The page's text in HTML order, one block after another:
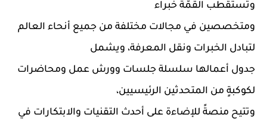
وتستقطب القمَّة خبراء
ومتخصصين في مجالات مختلفة من جميع أنحاء العالم
لتبادل الخبرات ونقل المعرفة، ويشمل
جدول أعمالها سلسلة جلسات وورش عمل ومحاضرات
لكوكبةٍ من المتحدثين الرئيسيين،
وتتيح منصةً للإضاءة على أحدث التقنيات والابتكارات في